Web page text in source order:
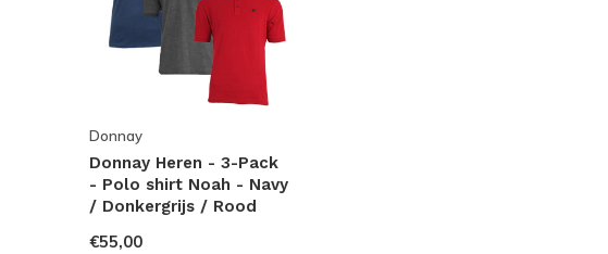
Donnay
Donnay Heren - 3-Pack
- Polo shirt Noah - Navy
/ Donkergrijs / Rood
€55,00